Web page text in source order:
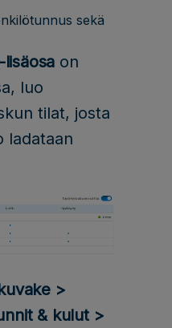
sekä
on
luo
tilat, josta
ladataan
>
& kulut >